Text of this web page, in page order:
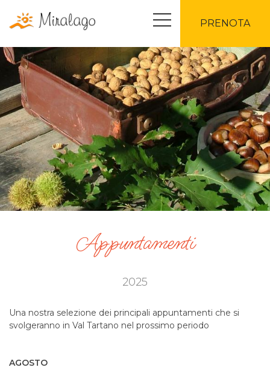
PRENOTA
Appuntamenti
2025
Una nostra selezione dei principali appuntamenti che si
svolgeranno in Val Tartano nel prossimo periodo
AGOSTO